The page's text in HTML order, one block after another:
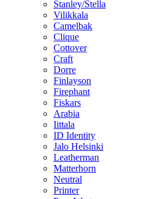
Stanley/Stella
Vilikkala
Camelbak
Clique
Cottover
Craft
Dorre
Finlayson
Firephant
Fiskars
Arabia
Iittala
ID Identity
Jalo Helsinki
Leatherman
Matterhorn
Neutral
Printer